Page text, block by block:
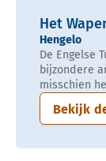
Het
Hengelo
De Engelse
bijzondere
misschien
Bekijk